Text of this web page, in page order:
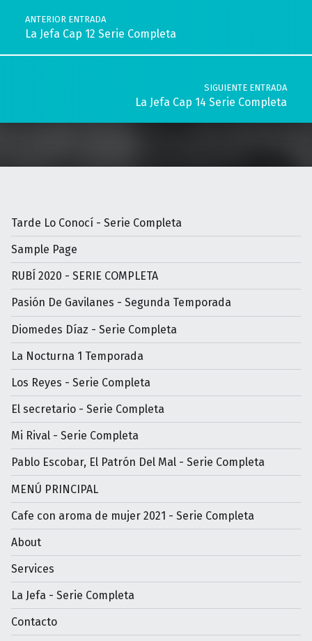
ANTERIOR ENTRADA
La Jefa Cap 12 Serie Completa
SIGUIENTE ENTRADA
La Jefa Cap 14 Serie Completa
Tarde Lo Conocí - Serie Completa
Sample Page
RUBÍ 2020 - SERIE COMPLETA
Pasión De Gavilanes - Segunda Temporada
Diomedes Díaz - Serie Completa
La Nocturna 1 Temporada
Los Reyes - Serie Completa
El secretario - Serie Completa
Mi Rival - Serie Completa
Pablo Escobar, El Patrón Del Mal - Serie Completa
MENÚ PRINCIPAL
Cafe con aroma de mujer 2021 - Serie Completa
About
Services
La Jefa - Serie Completa
Contacto